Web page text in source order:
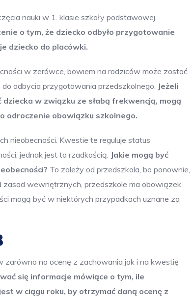
nauki w 1. klasie szkoły podstawowej.
o tym, że dziecko odbyło przygotowanie
dziecko do placówki.
w zerówce, bowiem na rodziców może zostać
odbycia przygotowania przedszkolnego. Jeżeli
w związku ze słabą frekwencją, mogą
odroczenie obowiązku szkolnego.
nieobecności. Kwestie te reguluje status
jednak jest to rzadkością. Jakie mogą być
To zależy od przedszkola, bo ponownie,
zasad wewnętrznych, przedszkole ma obowiązek
mogą być w niektórych przypadkach uznane za
zarówno na ocenę z zachowania jak i na kwestię
się informacje mówiące o tym, ile
w ciągu roku, by otrzymać daną ocenę z